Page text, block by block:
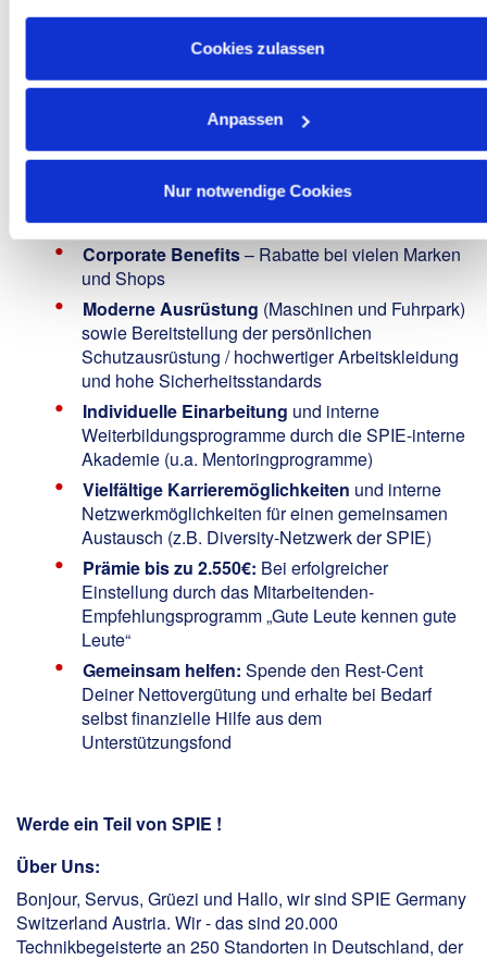
in unserenDatenschutzhinweisen.
Cookies zulassen
Anpassen
Nur notwendige Cookies
30 Tage Urlaub inkl. Urlaubsgeld
EUR Arbeitgeberzuzahlung jährlich
Unbefristete krisensichere Anstellung
vielseitigen Aufgabenfeld sowie Betreuung von
jeden Abend Zuhause!
Mitarbeiter-Aktienbeteiligungsprogramm
Corporate Benefits– Rabatte bei vielen Marken
und Shops
Moderne Ausrüstung (Maschinen und Fuhrpark)
sowie Bereitstellung der persönlichen
Schutzausrüstung / hochwertiger Arbeitskleidung
und hohe Sicherheitsstandards
Individuelle Einarbeitung und interne
Weiterbildungsprogramme durch die SPIE-interne
Akademie (u.a. Mentoringprogramme)
Vielfältige Karrieremöglichkeiten und interne
Netzwerkmöglichkeiten für einen gemeinsamen
Austausch (z.B. Diversity-Netzwerk der SPIE)
Prämie bis zu 2.550€: Bei erfolgreicher
Einstellung durch das Mitarbeitenden-
Empfehlungsprogramm „Gute Leute kennen gute
Leute“
Gemeinsam helfen: Spende den Rest-Cent
Deiner Nettovergütung und erhalte bei Bedarf
selbst finanzielle Hilfe aus dem
Unterstützungsfond
Werde ein Teil von SPIE !
Über Uns:
Bonjour, Servus, Grüezi und Hallo, wir sind SPIE Germany
Switzerland Austria. Wir - das sind 20.000
Technikbegeisterte an 250 Standorten in Deutschland, der